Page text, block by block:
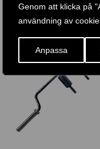
Genom att klicka på
användning av
Anpassa
-